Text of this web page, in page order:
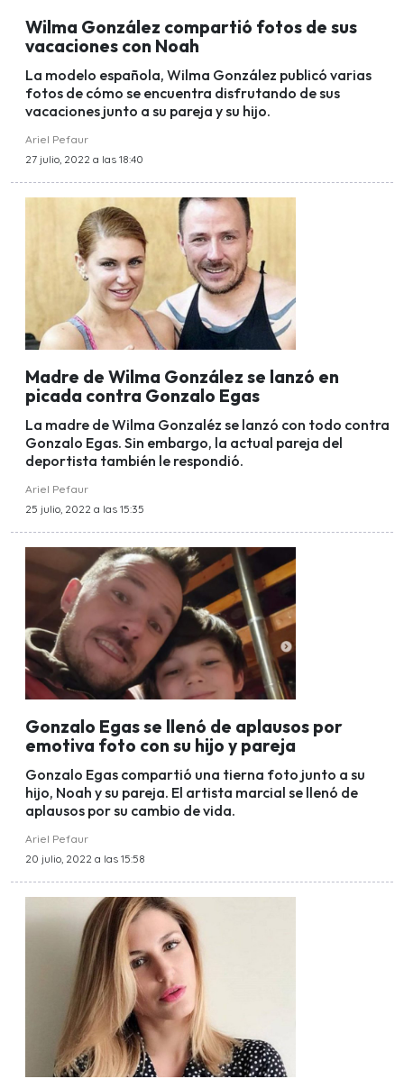
Wilma González compartió fotos de sus
vacaciones con Noah
La modelo española, Wilma González publicó varias
fotos de cómo se encuentra disfrutando de sus
vacaciones junto a su pareja y su hijo.
Ariel Pefaur
27 julio, 2022 a las 18:40
Madre de Wilma González se lanzó en
picada contra Gonzalo Egas
La madre de Wilma Gonzaléz se lanzó con todo contra
Gonzalo Egas. Sin embargo, la actual pareja del
deportista también le respondió.
Ariel Pefaur
25 julio, 2022 a las 15:35
Gonzalo Egas se llenó de aplausos por
emotiva foto con su hijo y pareja
Gonzalo Egas compartió una tierna foto junto a su
hijo, Noah y su pareja. El artista marcial se llenó de
aplausos por su cambio de vida.
Ariel Pefaur
20 julio, 2022 a las 15:58